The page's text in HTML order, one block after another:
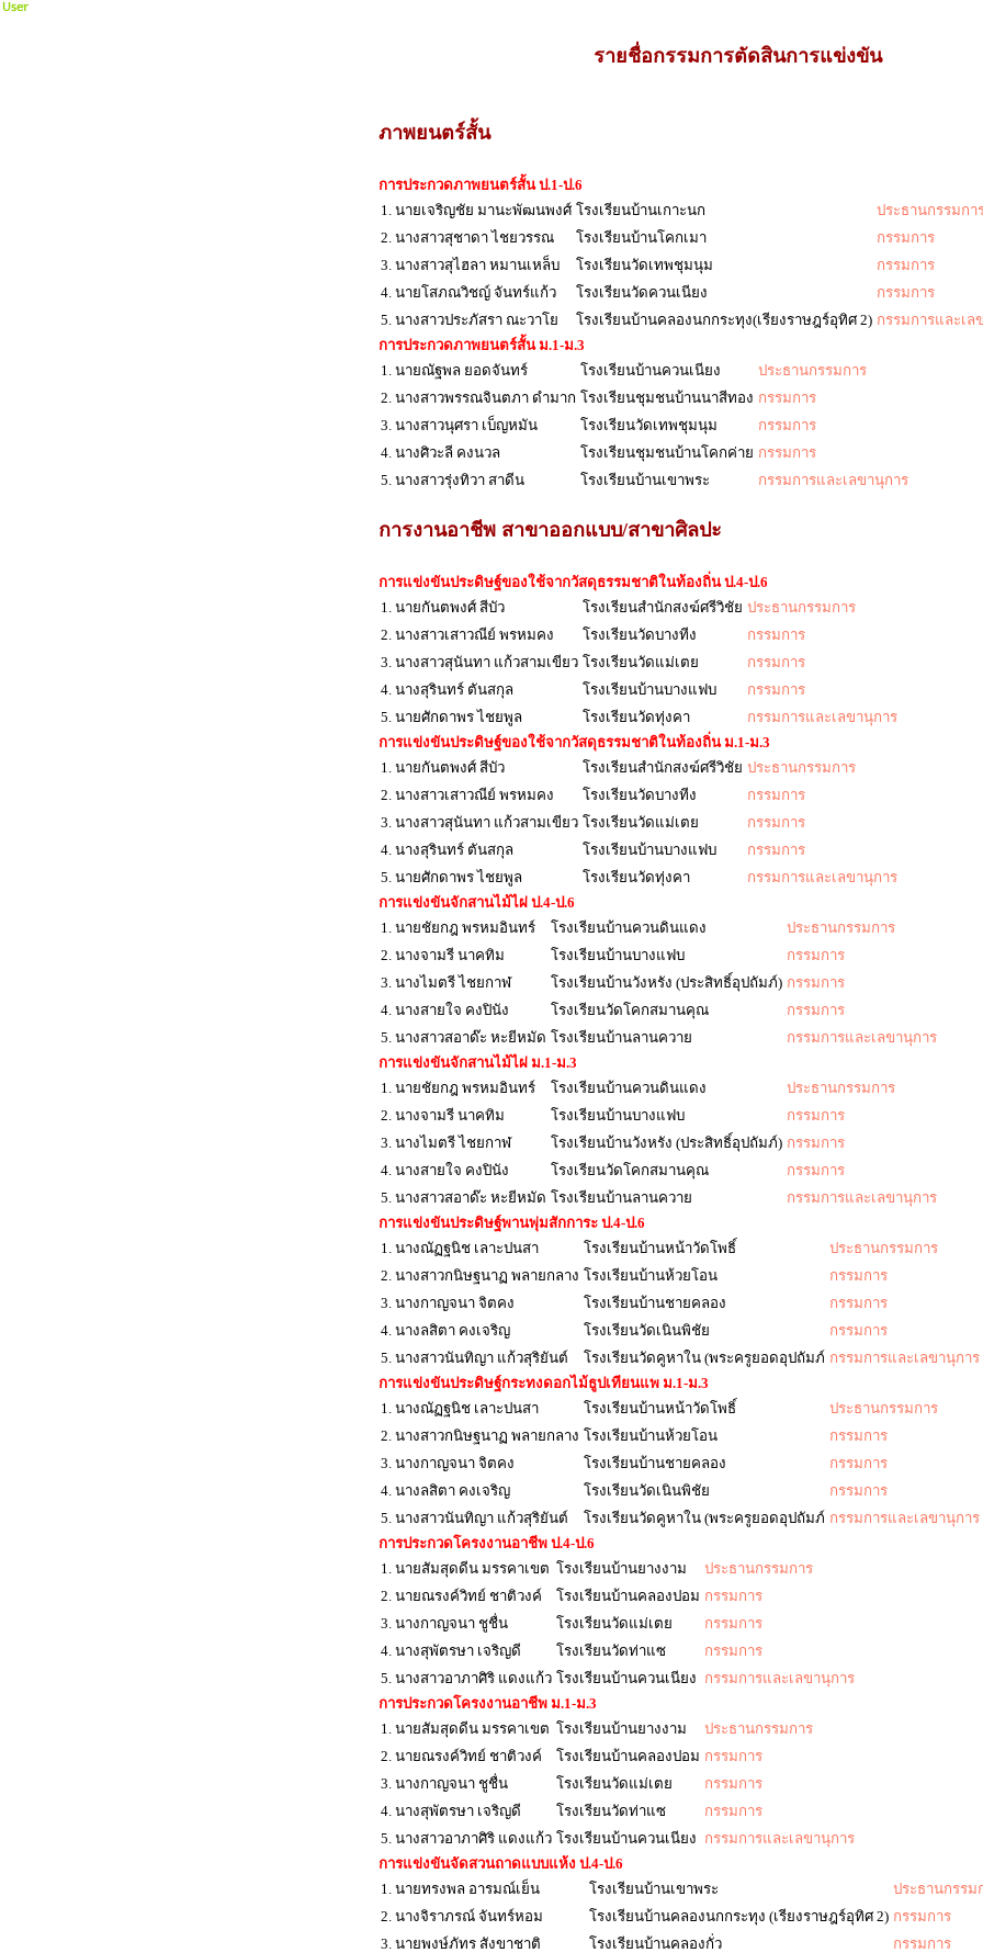
รายชื่อกรรมการตัดสินการแข่งขัน
ภาพยนตร์สั้น
การประกวดภาพยนตร์สั้น ป.1-ป.6
1. นายเจริญชัย มานะพัฒนพงศ์ โรงเรียนบ้านเกาะนก
ประธานกรรมกา
2. นางสาวสุชาดา ไชยวรรณ
โรงเรียนบ้านโคกเมา
กรรมการ
3. นางสาวสุไฮลา หมานเหล็บ
โรงเรียนวัดเทพชุมนุม
กรรมการ
4. นายโสภณวิชญ์ จันทร์แก้ว
โรงเรียนวัดควนเนียง
กรรมการ
5. นางสาวประภัสรา ณะวาโย
โรงเรียนบ้านคลองนกกระทุง(เรียงราษฎร์อุทิศ 2) กรรมการและเล
การประกวดภาพยนตร์สั้น ม.1-ม.3
1. นายณัฐพล ยอดจันทร์
โรงเรียนบ้านควนเนียง
ประธานกรรมการ
2. นางสาวพรรณจินตภา ดำมาก โรงเรียนชุมชนบ้านนาสีทอง กรรมการ
3. นางสาวนุศรา เบ็ญหมัน
โรงเรียนวัดเทพชุมนุม
กรรมการ
4. นางศิวะลี คงนวล
โรงเรียนชุมชนบ้านโคกค่าย กรรมการ
5. นางสาวรุ่งทิวา สาดีน
โรงเรียนบ้านเขาพระ กรรมการและเลขานุการ
การงานอาชีพ สาขาออกแบบ/สาขาศิลปะ
การแข่งขันประดิษฐ์ของใช้จากวัสดุธรรมชาติในท้องถิ่น ป.4-ป.6
1. นายกันตพงศ์ สีบัว
โรงเรียนสำนักสงฆ์ศรีวิชัย ประธานกรรมการ
2. นางสาวเสาวณีย์ พรหมคง
โรงเรียนวัดบางทีง
กรรมการ
3. นางสาวสุนันทา แก้วสามเขียว โรงเรียนวัดแม่เตย
กรรมการ
4. นางสุรินทร์ ตันสกุล
โรงเรียนบ้านบางแฟบ
กรรมการ
5. นายศักดาพร ไชยพูล
โรงเรียนวัดทุ่งคา
กรรมการและเลขานุการ
การแข่งขันประดิษฐ์ของใช้จากวัสดุธรรมชาติในท้องถิ่น ม.1-ม.3
1. นายกันตพงศ์ สีบัว
โรงเรียนสำนักสงฆ์ศรีวิชัย ประธานกรรมการ
2. นางสาวเสาวณีย์ พรหมคง
โรงเรียนวัดบางทีง
กรรมการ
3. นางสาวสุนันทา แก้วสามเขียว โรงเรียนวัดแม่เตย
กรรมการ
4. นางสุรินทร์ ตันสกุล
โรงเรียนบ้านบางแฟบ
กรรมการ
5. นายศักดาพร ไชยพูล
โรงเรียนวัดทุ่งคา
กรรมการและเลขานุการ
การแข่งขันจักสานไม้ไผ่ ป.4-ป.6
1. นายชัยกฎ พรหมอินทร์
โรงเรียนบ้านควนดินแดง
ประธานกรรมการ
2. นางจามรี นาคทิม
โรงเรียนบ้านบางแฟบ
กรรมการ
3. นางไมตรี ไชยกาฬ
โรงเรียนบ้านวังหรัง (ประสิทธิ์อุปถัมภ์) กรรมการ
4. นางสายใจ คงปินัง
โรงเรียนวัดโคกสมานคุณ
กรรมการ
5. นางสาวสอาด๊ะ หะยีหมัด โรงเรียนบ้านลานควาย
กรรมการและเลขานุการ
การแข่งขันจักสานไม้ไผ่ ม.1-ม.3
1. นายชัยกฎ พรหมอินทร์
โรงเรียนบ้านควนดินแดง
ประธานกรรมการ
2. นางจามรี นาคทิม
โรงเรียนบ้านบางแฟบ
กรรมการ
3. นางไมตรี ไชยกาฬ
โรงเรียนบ้านวังหรัง (ประสิทธิ์อุปถัมภ์) กรรมการ
4. นางสายใจ คงปินัง
โรงเรียนวัดโคกสมานคุณ
กรรมการ
5. นางสาวสอาด๊ะ หะยีหมัด โรงเรียนบ้านลานควาย
กรรมการและเลขานุการ
การแข่งขันประดิษฐ์พานพุ่มสักการะ ป.4-ป.6
1. นางณัฏฐนิช เลาะปนสา
โรงเรียนบ้านหน้าวัดโพธิ์
ประธานกรรมการ
2. นางสาวกนิษฐนาฏ พลายกลาง โรงเรียนบ้านห้วยโอน
กรรมการ
3. นางกาญจนา จิตคง
โรงเรียนบ้านชายคลอง
กรรมการ
4. นางลสิตา คงเจริญ
โรงเรียนวัดเนินพิชัย
กรรมการ
5. นางสาวนันทิญา แก้วสุริยันต์
โรงเรียนวัดคูหาใน (พระครูยอดอุปถัมภ์ กรรมการและเลขานุการ
การแข่งขันประดิษฐ์กระทงดอกไม้ธูปเทียนแพ ม.1-ม.3
1. นางณัฏฐนิช เลาะปนสา
โรงเรียนบ้านหน้าวัดโพธิ์
ประธานกรรมการ
2. นางสาวกนิษฐนาฏ พลายกลาง โรงเรียนบ้านห้วยโอน
กรรมการ
3. นางกาญจนา จิตคง
โรงเรียนบ้านชายคลอง
กรรมการ
4. นางลสิตา คงเจริญ
โรงเรียนวัดเนินพิชัย
กรรมการ
5. นางสาวนันทิญา แก้วสุริยันต์
โรงเรียนวัดคูหาใน (พระครูยอดอุปถัมภ์ กรรมการและเลขานุการ
การประกวดโครงงานอาชีพ ป.4-ป.6
1. นายสัมสุดดีน มรรคาเขต โรงเรียนบ้านยางงาม
ประธานกรรมการ
2. นายณรงค์วิทย์ ชาติวงค์
โรงเรียนบ้านคลองปอม กรรมการ
3. นางกาญจนา ชูชื่น
โรงเรียนวัดแม่เตย
กรรมการ
4. นางสุพัตรษา เจริญดี
โรงเรียนวัดท่าแซ
กรรมการ
5. นางสาวอาภาศิริ แดงแก้ว โรงเรียนบ้านควนเนียง กรรมการและเลขานุการ
การประกวดโครงงานอาชีพ ม.1-ม.3
1. นายสัมสุดดีน มรรคาเขต โรงเรียนบ้านยางงาม
ประธานกรรมการ
2. นายณรงค์วิทย์ ชาติวงค์
โรงเรียนบ้านคลองปอม กรรมการ
3. นางกาญจนา ชูชื่น
โรงเรียนวัดแม่เตย
กรรมการ
4. นางสุพัตรษา เจริญดี
โรงเรียนวัดท่าแซ
กรรมการ
5. นางสาวอาภาศิริ แดงแก้ว โรงเรียนบ้านควนเนียง กรรมการและเลขานุการ
การแข่งขันจัดสวนถาดแบบแห้ง ป.4-ป.6
1. นายทรงพล อารมณ์เย็น
โรงเรียนบ้านเขาพระ
ประธานกรรม
2. นางจิราภรณ์ จันทร์หอม
โรงเรียนบ้านคลองนกกระทุง (เรียงราษฎร์อุทิศ 2) กรรมการ
3. นายพงษ์ภัทร สังขาชาติ
โรงเรียนบ้านคลองกั่ว
กรรมการ